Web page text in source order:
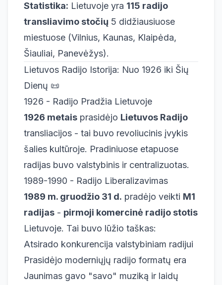
Statistika: Lietuvoje yra 115 radijo
transliavimo stočių 5 didžiausiuose
miestuose (Vilnius, Kaunas, Klaipėda,
Šiauliai, Panevėžys).
Lietuvos Radijo Istorija: Nuo 1926 iki Šių
Dienų 📜
1926 - Radijo Pradžia Lietuvoje
1926 metais prasidėjo Lietuvos Radijo
transliacijos - tai buvo revoliucinis įvykis
šalies kultūroje. Pradiniuose etapuose
radijas buvo valstybinis ir centralizuotas.
1989-1990 - Radijo Liberalizavimas
1989 m. gruodžio 31 d. pradėjo veikti M1
radijas - pirmoji komercinė radijo stotis
Lietuvoje. Tai buvo lūžio taškas:
Atsirado konkurencija valstybiniam radijui
Prasidėjo moderniųjų radijo formatų era
Jaunimas gavo "savo" muziką ir laidų